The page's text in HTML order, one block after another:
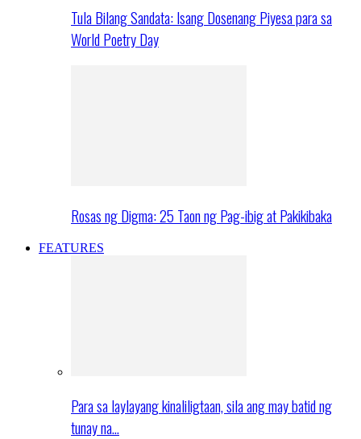
Tula Bilang Sandata: Isang Dosenang Piyesa para sa
World Poetry Day
Rosas ng Digma: 25 Taon ng Pag-ibig at Pakikibaka
FEATURES
Para sa laylayang kinaliligtaan, sila ang may batid ng
tunay na…